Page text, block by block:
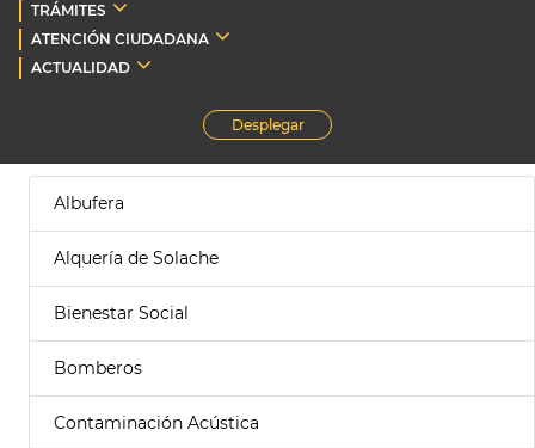
TRÁMITES
ATENCIÓN CIUDADANA
ACTUALIDAD
Desplegar
Albufera
Alquería de Solache
Bienestar Social
Bomberos
Contaminación Acústica